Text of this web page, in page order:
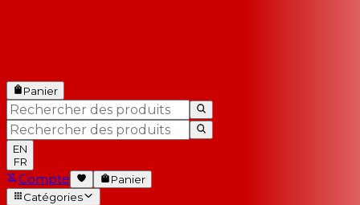
Panier
EN
FR
Compte
Panier
Catégories